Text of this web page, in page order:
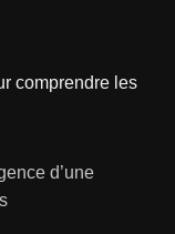
comprendre les
d’une